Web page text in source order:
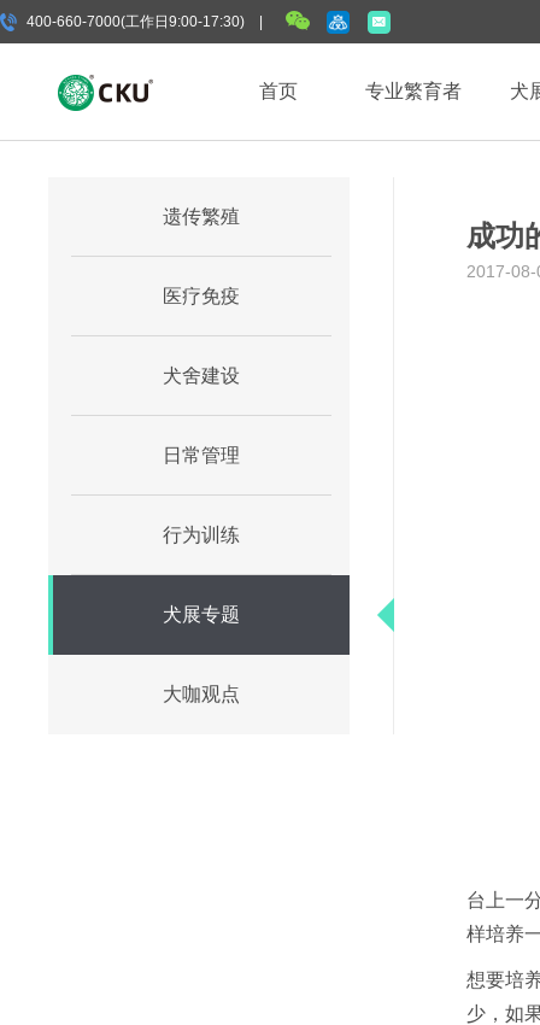
400-660-7000(工作日9:00-17:30) |
首页 专业繁育者 犬
遗传繁殖
医疗免疫
犬舍建设
日常管理
行为训练
犬展专题
大咖观点
成功
2017-
台上一
样培养
想要培
少，如